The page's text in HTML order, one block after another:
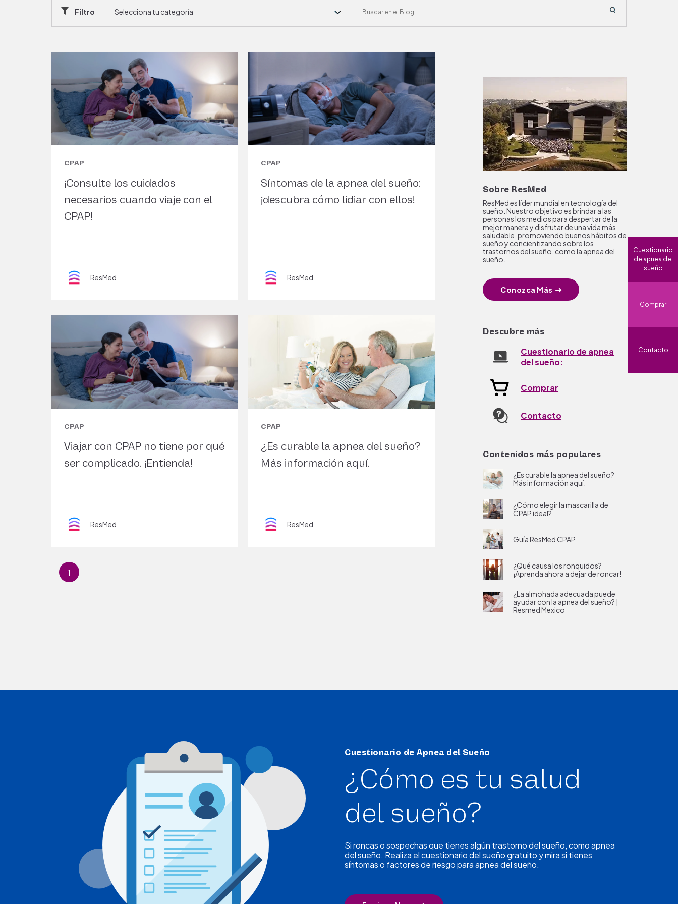
Cuestionario
de apnea del
sueño
Comprar
Contacto
Filtro Selecciona tu categoría
CPAP
¡Consulte los cuidados
necesarios cuando viaje con el
CPAP!
ResMed
CPAP
Síntomas de la apnea del sueño:
¡descubra cómo lidiar con ellos!
ResMed
CPAP
Viajar con CPAP no tiene por qué
ser complicado. ¡Entienda!
ResMed
CPAP
¿Es curable la apnea del sueño?
Más información aquí.
ResMed
1
Sobre ResMed
ResMed es líder mundial en tecnología del
sueño. Nuestro objetivo es brindar a las
personas los medios para despertar de la
mejor manera y disfrutar de una vida más
saludable, promoviendo buenos hábitos de
sueño y concientizando sobre los
trastornos del sueño, como la apnea del
sueño.
Conozca Más
Descubre más
Cuestionario de apnea
del sueño:
Comprar
Contacto
Contenidos más populares
¿Es curable la apnea del sueño?
Más información aquí.
¿Cómo elegir la mascarilla de
CPAP ideal?
Guía ResMed CPAP
¿Qué causa los ronquidos?
¡Aprenda ahora a dejar de roncar!
¿La almohada adecuada puede
ayudar con la apnea del sueño? |
Resmed Mexico
Cuestionario de Apnea del Sueño
¿Cómo es tu salud
del sueño?
Si roncas o sospechas que tienes algún trastorno del sueño, como apnea
del sueño. Realiza el cuestionario del sueño gratuito y mira si tienes
síntomas o factores de riesgo para apnea del sueño.